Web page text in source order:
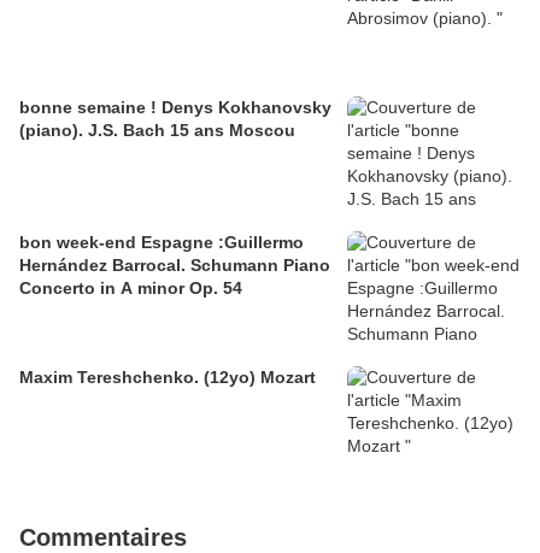
bonne semaine ! Denys Kokhanovsky
(piano). J.S. Bach 15 ans Moscou
bon week-end Espagne :Guillermo
Hernández Barrocal. Schumann Piano
Concerto in A minor Op. 54
Maxim Tereshchenko. (12yo) Mozart
Commentaires